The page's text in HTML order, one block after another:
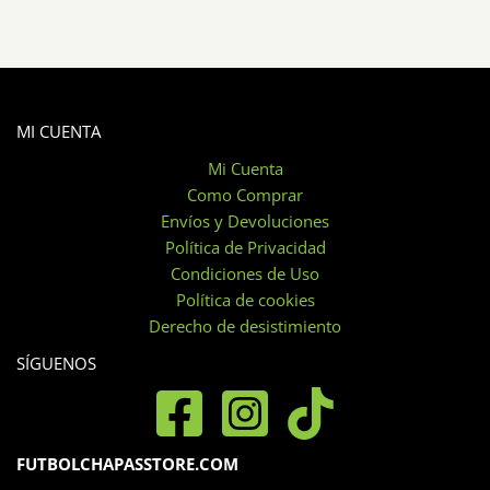
MI CUENTA
Mi Cuenta
Como Comprar
Envíos y Devoluciones
Política de Privacidad
Condiciones de Uso
Política de cookies
Derecho de desistimiento
SÍGUENOS
FUTBOLCHAPASSTORE.COM